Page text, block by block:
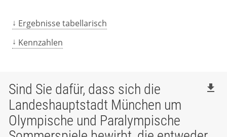
Ergebnisse tabellarisch
Kennzahlen
Sind Sie dafür, dass sich die
Landeshauptstadt München um
Olympische und Paralympische
file_download